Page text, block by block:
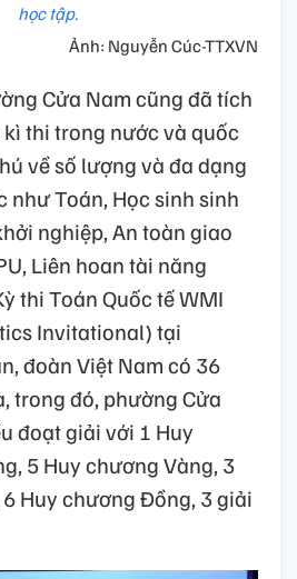
học tập.
Ảnh: Nguyễn Cúc-TTXVN
Cửa Nam cũng đã tích
thi trong nước và quốc
về số lượng và đa dạng
Toán, Học sinh sinh
nghiệp, An toàn giao
Liên hoan tài năng
thi Toán Quốc tế WMI
Invitational) tại
đoàn Việt Nam có 36
trong đó, phường Cửa
đoạt giải với 1 Huy
5 Huy chương Vàng, 3
Huy chương Đồng, 3 giải